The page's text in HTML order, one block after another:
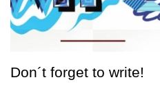
Don´t forget to write!